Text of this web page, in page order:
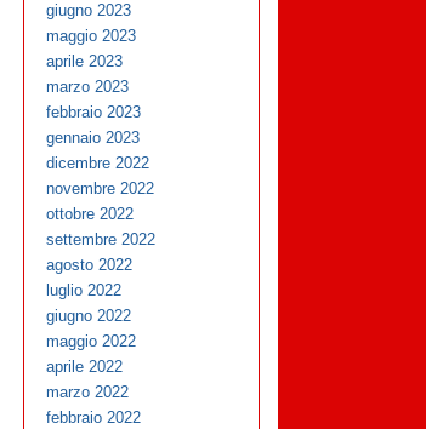
giugno 2023
maggio 2023
aprile 2023
marzo 2023
febbraio 2023
gennaio 2023
dicembre 2022
novembre 2022
ottobre 2022
settembre 2022
agosto 2022
luglio 2022
giugno 2022
maggio 2022
aprile 2022
marzo 2022
febbraio 2022